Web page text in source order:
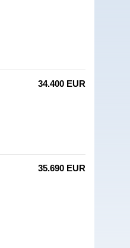
34.400 EUR
35.690 EUR